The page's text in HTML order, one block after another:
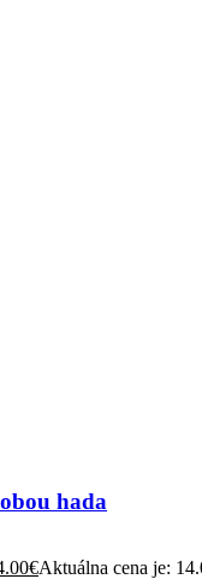
hada
€Aktuálna cena je: